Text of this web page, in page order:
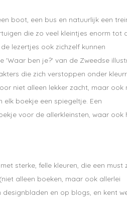
boot, een bus en natuurlijk een
die zo veel kleintjes enorm tot
lezertjes ook zichzelf kunnen
'Waar ben je?' van de Zweedse
die zich verstoppen onder
niet alleen lekker zacht, maar ook
boekje een spiegeltje. Een
voor de allerkleinsten, waar ook
sterke, felle kleuren, die een must
alleen boeken, maar ook allerlei
en op blogs, en kent